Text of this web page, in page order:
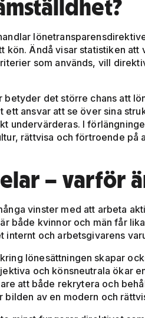
kön. Ändå visar statistiken att
som används, vill
betyder det större chans att
ett ansvar att se över sina
undervärderas. I
rättvisa och förtroende på
– varför
vinster med att arbeta
både kvinnor och män får
internt och arbetsgivarens
lönesättningen skapar
och könsneutrala ökar
att både rekrytera och
bilden av en modern och